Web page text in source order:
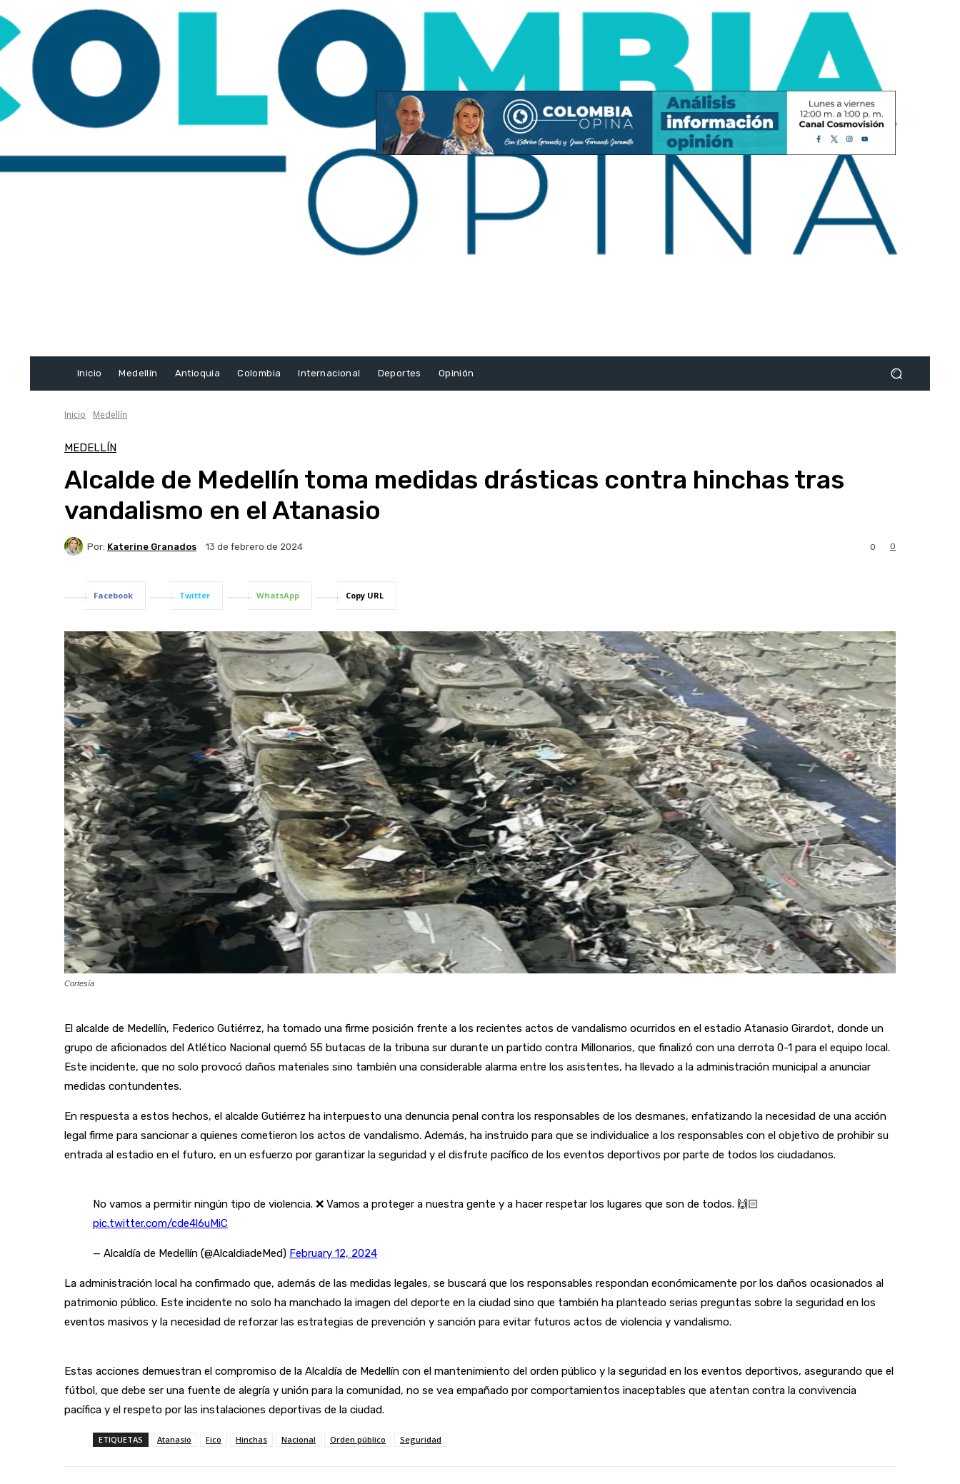
Inicio Medellín Antioquia Colombia Internacional Deportes Opinión
Inicio Medellín
MEDELLÍN
Alcalde de Medellín toma medidas drásticas contra hinchas tras
vandalismo en el Atanasio
Por: Katerine Granados 13 de febrero de 2024 0
0
Facebook Twitter WhatsApp Copy URL
Cortesía
El alcalde de Medellín, Federico Gutiérrez, ha tomado una firme posición frente a los recientes actos de vandalismo ocurridos en el estadio Atanasio Girardot, donde un
grupo de aficionados del Atlético Nacional quemó 55 butacas de la tribuna sur durante un partido contra Millonarios, que finalizó con una derrota 0-1 para el equipo local.
Este incidente, que no solo provocó daños materiales sino también una considerable alarma entre los asistentes, ha llevado a la administración municipal a anunciar
medidas contundentes.
En respuesta a estos hechos, el alcalde Gutiérrez ha interpuesto una denuncia penal contra los responsables de los desmanes, enfatizando la necesidad de una acción
legal firme para sancionar a quienes cometieron los actos de vandalismo. Además, ha instruido para que se individualice a los responsables con el objetivo de prohibir su
entrada al estadio en el futuro, en un esfuerzo por garantizar la seguridad y el disfrute pacífico de los eventos deportivos por parte de todos los ciudadanos.
No vamos a permitir ningún tipo de violencia. ❌ Vamos a proteger a nuestra gente y a hacer respetar los lugares que son de todos. 🙌🏻
pic.twitter.com/cde4l6uMiC
— Alcaldía de Medellín (@AlcaldiadeMed) February 12, 2024
La administración local ha confirmado que, además de las medidas legales, se buscará que los responsables respondan económicamente por los daños ocasionados al
patrimonio público. Este incidente no solo ha manchado la imagen del deporte en la ciudad sino que también ha planteado serias preguntas sobre la seguridad en los
eventos masivos y la necesidad de reforzar las estrategias de prevención y sanción para evitar futuros actos de violencia y vandalismo.
Estas acciones demuestran el compromiso de la Alcaldía de Medellín con el mantenimiento del orden público y la seguridad en los eventos deportivos, asegurando que el
fútbol, que debe ser una fuente de alegría y unión para la comunidad, no se vea empañado por comportamientos inaceptables que atentan contra la convivencia
pacífica y el respeto por las instalaciones deportivas de la ciudad.
ETIQUETAS Atanasio Fico Hinchas Nacional Orden público Seguridad